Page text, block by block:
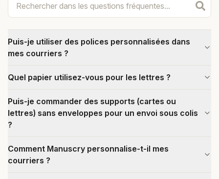
Puis-je utiliser des polices personnalisées dans
mes courriers ?
Quel papier utilisez-vous pour les lettres ?
Puis-je commander des supports (cartes ou
lettres) sans enveloppes pour un envoi sous colis
?
Comment Manuscry personnalise-t-il mes
courriers ?